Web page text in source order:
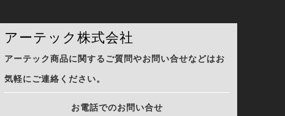
アーテック株式会社
アーテック商品に関するご質問やお問い合せなどはお
気軽にご連絡ください。
お電話でのお問い合せ